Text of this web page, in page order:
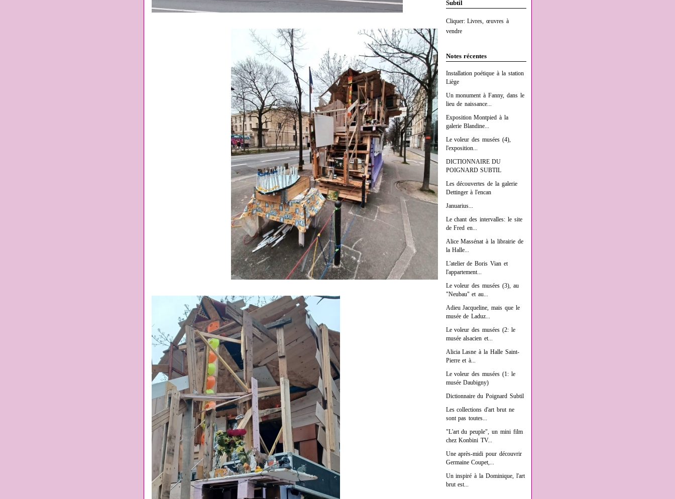
Subtil
Cliquer: Livres, œuvres à
vendre
Notes récentes
Installation poétique à la station
Liège
Un monument à Fanny, dans le
lieu de naissance...
Exposition Montpied à la
galerie Blandine...
Le voleur des musées (4),
l'exposition...
DICTIONNAIRE DU
POIGNARD SUBTIL
Les découvertes de la galerie
Dettinger à l'encan
Januarius...
Le chant des intervalles: le site
de Fred en...
Alice Massénat à la librairie de
la Halle...
L'atelier de Boris Vian et
l'appartement...
Le voleur des musées (3), au
"Neubau" et au...
Adieu Jacqueline, mais que le
musée de Laduz...
Le voleur des musées (2: le
musée alsacien et...
Alicia Lasne à la Halle Saint-
Pierre et à...
Le voleur des musées (1: le
musée Daubigny)
Dictionnaire du Poignard Subtil
Les collections d'art brut ne
sont pas toutes...
"L'art du peuple", un mini film
chez Konbini TV...
Une après-midi pour découvrir
Germaine Coupet,...
Un inspiré à la Dominique, l'art
brut est...